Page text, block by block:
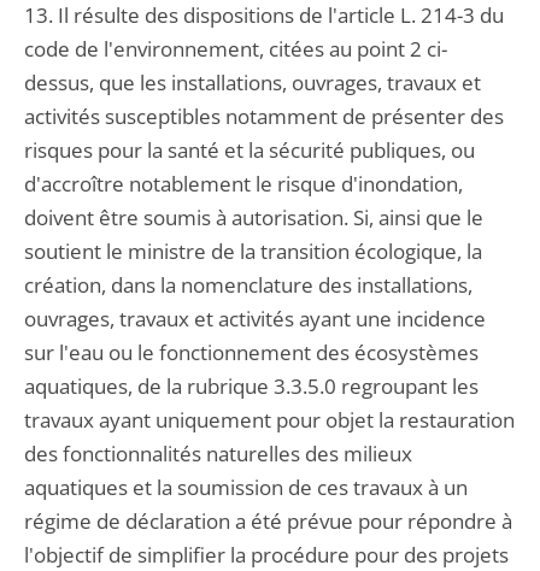
13. Il résulte des dispositions de l'article L. 214-3 du
code de l'environnement, citées au point 2 ci-
dessus, que les installations, ouvrages, travaux et
activités susceptibles notamment de présenter des
risques pour la santé et la sécurité publiques, ou
d'accroître notablement le risque d'inondation,
doivent être soumis à autorisation. Si, ainsi que le
soutient le ministre de la transition écologique, la
création, dans la nomenclature des installations,
ouvrages, travaux et activités ayant une incidence
sur l'eau ou le fonctionnement des écosystèmes
aquatiques, de la rubrique 3.3.5.0 regroupant les
travaux ayant uniquement pour objet la restauration
des fonctionnalités naturelles des milieux
aquatiques et la soumission de ces travaux à un
régime de déclaration a été prévue pour répondre à
l'objectif de simplifier la procédure pour des projets